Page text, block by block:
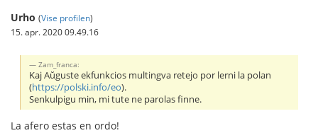
Urho (Vise profilen)
15. apr. 2020 09.49.16
Zam_franca:
Kaj Aŭguste ekfunkcios multingva retejo por lerni la polan
(https://polski.info/eo).
Senkulpigu min, mi tute ne parolas finne.
La afero estas en ordo!